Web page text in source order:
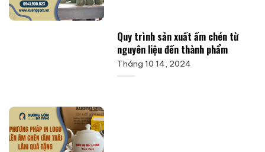
Quy trình sản xuất ấm chén từ
nguyên liệu đến thành phẩm
Tháng 10 14, 2024